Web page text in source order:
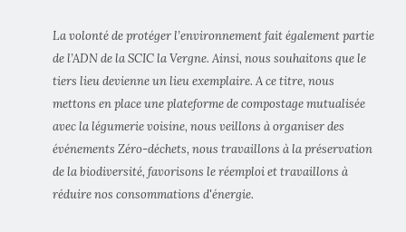
La volonté de protéger l’environnement fait également partie
de l’ADN de la SCIC la Vergne. Ainsi, nous souhaitons que le
tiers lieu devienne un lieu exemplaire. A ce titre, nous
mettons en place une plateforme de compostage mutualisée
avec la légumerie voisine, nous veillons à organiser des
événements Zéro-déchets, nous travaillons à la préservation
de la biodiversité, favorisons le réemploi et travaillons à
réduire nos consommations d'énergie.